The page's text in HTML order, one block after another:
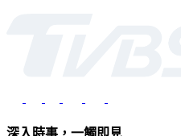
深入時事，一觸即見